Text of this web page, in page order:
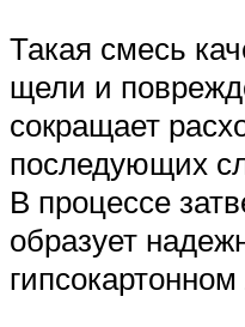
Такая смесь
щели и
сокращает
последующих
В процессе
образует